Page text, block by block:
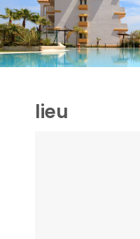
lieu